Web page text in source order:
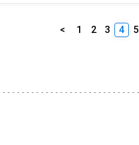
< 1 2 3 4 5